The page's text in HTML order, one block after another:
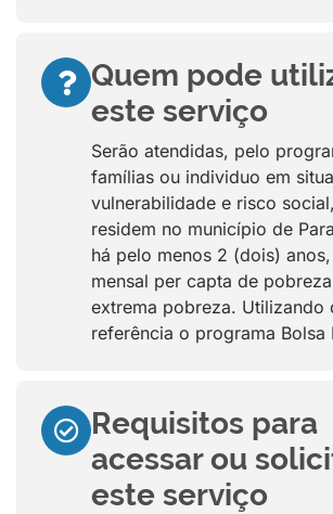
Quem pode
este serviço
Serão atendidas, pelo
famílias ou individuo em
vulnerabilidade e risco
residem no município de
há pelo menos 2 (dois)
mensal per capta de
extrema pobreza. Utilizando
referência o programa Bolsa
Requisitos para
acessar ou
este serviço